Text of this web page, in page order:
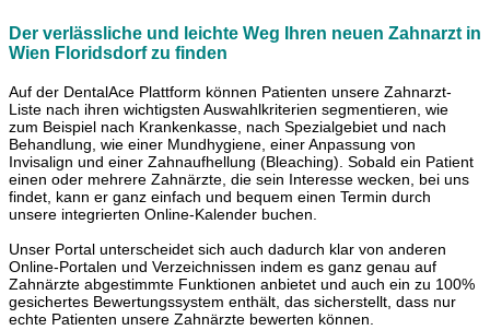
Der verlässliche und leichte Weg Ihren neuen Zahnarzt in
Wien Floridsdorf zu finden
Auf der DentalAce Plattform können Patienten unsere Zahnarzt-
Liste nach ihren wichtigsten Auswahlkriterien segmentieren, wie
zum Beispiel nach Krankenkasse, nach Spezialgebiet und nach
Behandlung, wie einer Mundhygiene, einer Anpassung von
Invisalign und einer Zahnaufhellung (Bleaching). Sobald ein Patient
einen oder mehrere Zahnärzte, die sein Interesse wecken, bei uns
findet, kann er ganz einfach und bequem einen Termin durch
unsere integrierten Online-Kalender buchen.
Unser Portal unterscheidet sich auch dadurch klar von anderen
Online-Portalen und Verzeichnissen indem es ganz genau auf
Zahnärzte abgestimmte Funktionen anbietet und auch ein zu 100%
gesichertes Bewertungssystem enthält, das sicherstellt, dass nur
echte Patienten unsere Zahnärzte bewerten können.